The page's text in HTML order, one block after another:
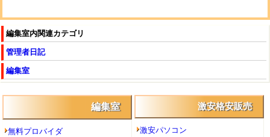
編集室内関連カテゴリ
管理者日記
編集室
編集室
無料プロバイダ
激安格安販売
激安パソコン